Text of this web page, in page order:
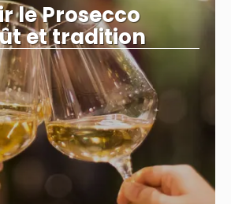
le Prosecco
et tradition